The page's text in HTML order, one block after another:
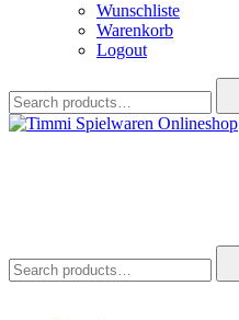
Wunschliste
Warenkorb
Logout
for:
for: